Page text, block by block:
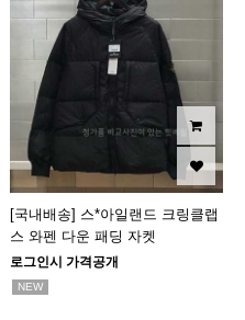
[국내배송] 스*아일랜드 크링클랩
스 와펜 다운 패딩 자켓
로그인시 가격공개
NEW